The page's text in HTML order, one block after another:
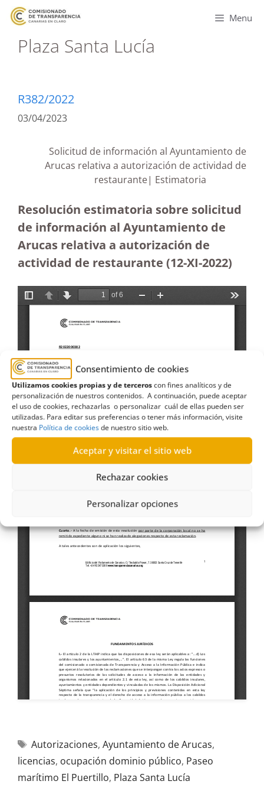
Consentimiento de cookies
Utilizamos cookies propias y de terceroscon fines analíticos y de
personalización de nuestros contenidos. A continuación, puede aceptar
el uso de cookies, rechazarlas o personalizar cuál de ellas pueden ser
utilizadas. Para editar sus preferencias o tener más información, visite
nuestra Política de cookiesde nuestro sitio web.
Aceptar y visitar el sitio web
Rechazar cookies
Personalizar opciones
Menu
Plaza Santa Lucía
R382/2022
03/04/2023
Solicitud de información al Ayuntamiento de
Arucas relativa a autorización de actividad de
restaurante| Estimatoria
Resolución estimatoria sobre solicitud
de información al Ayuntamiento de
Arucas relativa a autorización de
actividad de restaurante (12-XI-2022)
Autorizaciones, Ayuntamiento de Arucas,
licencias, ocupación dominio público, Paseo
marítimo El Puertillo, Plaza Santa Lucía